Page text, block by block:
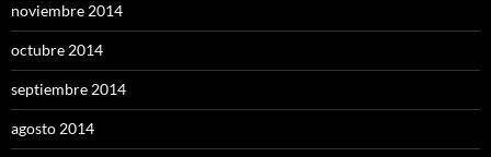
noviembre 2014
octubre 2014
septiembre 2014
agosto 2014